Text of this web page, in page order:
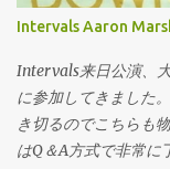
は目的の違いです。
を目指して作られた
即興として弾けるか
どこに現れるかと言
音楽として崩壊して
け。 低い音が欲しけ
か別に弦変えなくて
ィープとか縦移動の
ってください。 だっ
出来ませんから。や
開放の鳴りが二つ欲
Intervals Aaron
Intervals来日公演、
に参加してきました
き切るのでこちらも
はQ＆A方式で非常に